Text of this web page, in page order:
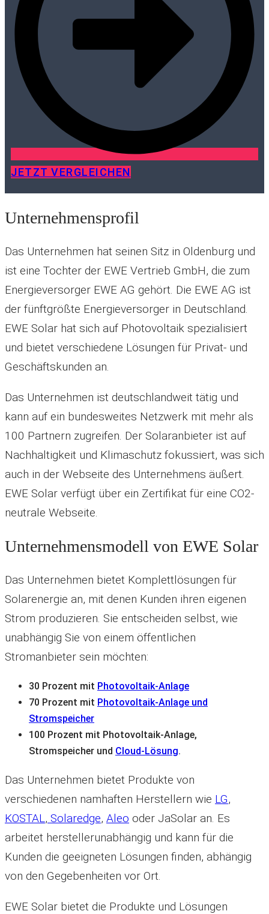
JETZT VERGLEICHEN
Unternehmensprofil
Das Unternehmen hat seinen Sitz in Oldenburg und
ist eine Tochter der EWE Vertrieb GmbH, die zum
Energieversorger EWE AG gehört. Die EWE AG ist
der fünftgrößte Energieversorger in Deutschland.
EWE Solar hat sich auf Photovoltaik spezialisiert
und bietet verschiedene Lösungen für Privat- und
Geschäftskunden an.
Das Unternehmen ist deutschlandweit tätig und
kann auf ein bundesweites Netzwerk mit mehr als
100 Partnern zugreifen. Der Solaranbieter ist auf
Nachhaltigkeit und Klimaschutz fokussiert, was sich
auch in der Webseite des Unternehmens äußert.
EWE Solar verfügt über ein Zertifikat für eine CO2-
neutrale Webseite.
Unternehmensmodell von EWE Solar
Das Unternehmen bietet Komplettlösungen für
Solarenergie an, mit denen Kunden ihren eigenen
Strom produzieren. Sie entscheiden selbst, wie
unabhängig Sie von einem öffentlichen
Stromanbieter sein möchten:
30 Prozent mit Photovoltaik-Anlage
70 Prozent mit Photovoltaik-Anlage und
Stromspeicher
100 Prozent mit Photovoltaik-Anlage,
Stromspeicher und Cloud-Lösung.
Das Unternehmen bietet Produkte von
verschiedenen namhaften Herstellern wie LG,
KOSTAL, Solaredge, Aleo oder JaSolar an. Es
arbeitet herstellerunabhängig und kann für die
Kunden die geeigneten Lösungen finden, abhängig
von den Gegebenheiten vor Ort.
EWE Solar bietet die Produkte und Lösungen